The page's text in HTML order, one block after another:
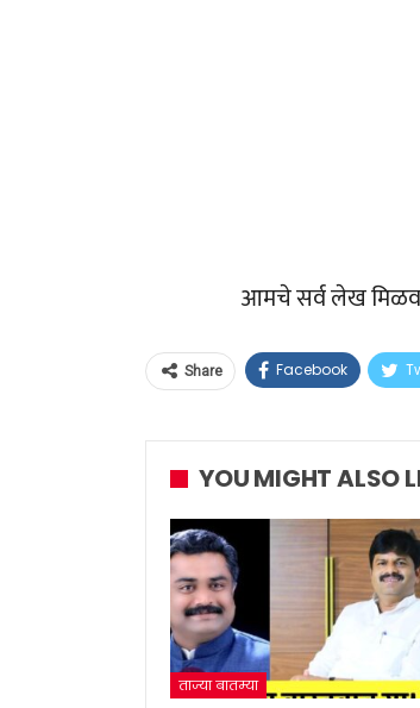
आमचे सर्व लेख
Share Facebook
YOU MIGHT ALSO
ताज्या बातम्या